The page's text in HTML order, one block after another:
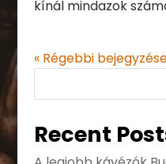
kínál mindazok
« Régebbi
Recent